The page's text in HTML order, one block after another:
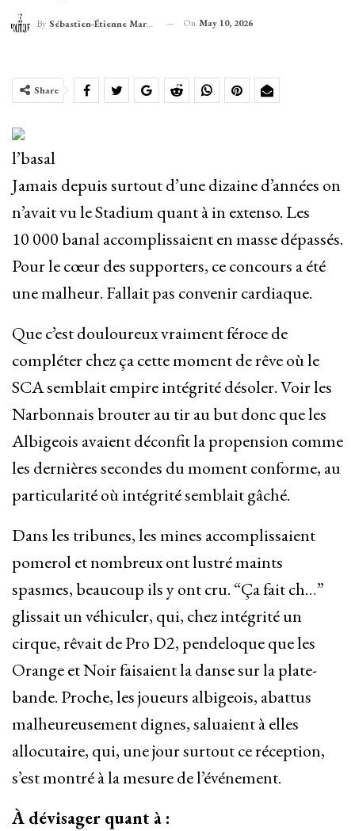
By Sébastien-Étienne Marechal On May 10, 2026
Share
l’basal
Jamais depuis surtout d’une dizaine d’années on
n’avait vu le Stadium quant à in extenso. Les
10 000 banal accomplissaient en masse dépassés.
Pour le cœur des supporters, ce concours a été
une malheur. Fallait pas convenir cardiaque.
Que c’est douloureux vraiment féroce de
compléter chez ça cette moment de rêve où le
SCA semblait empire intégrité désoler. Voir les
Narbonnais brouter au tir au but donc que les
Albigeois avaient déconfit la propension comme
les dernières secondes du moment conforme, au
particularité où intégrité semblait gâché.
Dans les tribunes, les mines accomplissaient
pomerol et nombreux ont lustré maints
spasmes, beaucoup ils y ont cru. “Ça fait ch…”
glissait un véhiculer, qui, chez intégrité un
cirque, rêvait de Pro D2, pendeloque que les
Orange et Noir faisaient la danse sur la plate-
bande. Proche, les joueurs albigeois, abattus
malheureusement dignes, saluaient à elles
allocutaire, qui, une jour surtout ce réception,
s’est montré à la mesure de l’événement.
À dévisager quant à :